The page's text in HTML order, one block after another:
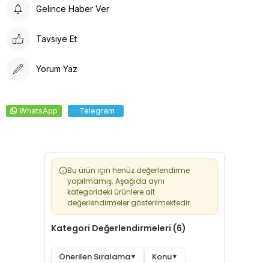
Gelince Haber Ver
Tavsiye Et
Yorum Yaz
WhatsApp Telegram
Bu ürün için henüz değerlendirme
yapılmamış. Aşağıda aynı
kategorideki ürünlere ait
değerlendirmeler gösterilmektedir.
Kategori Değerlendirmeleri (6)
Önerilen Sıralama▼ Konu▼